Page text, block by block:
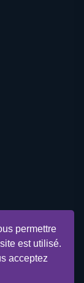
permettre
est utilisé.
acceptez